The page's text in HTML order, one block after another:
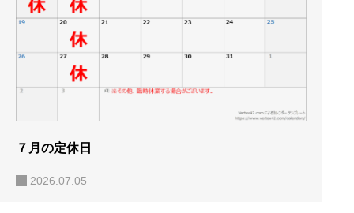
７月の定休日
2026.07.05